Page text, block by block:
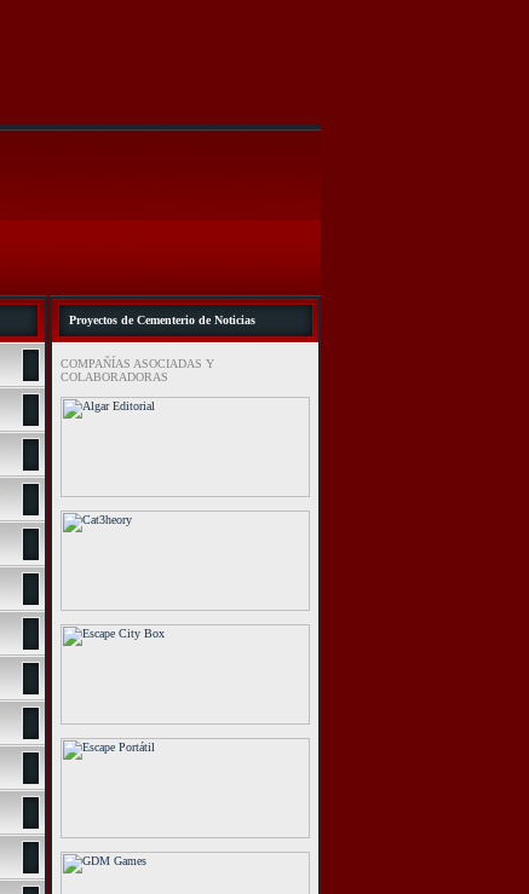
Proyectos de Cementerio de Noticias
COMPAÑÍAS ASOCIADAS Y
COLABORADORAS